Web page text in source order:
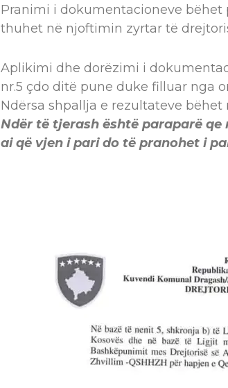
Pranimi i dokumentacioneve bëhet
thuhet në njoftimin zyrtar të
Aplikimi dhe dorëzimi i
nr.5 çdo ditë pune duke filluar nga
Ndërsa shpallja e rezultateve bëhet
Ndër të tjerash është paraparë
ai që vjen i pari do të pranohet i